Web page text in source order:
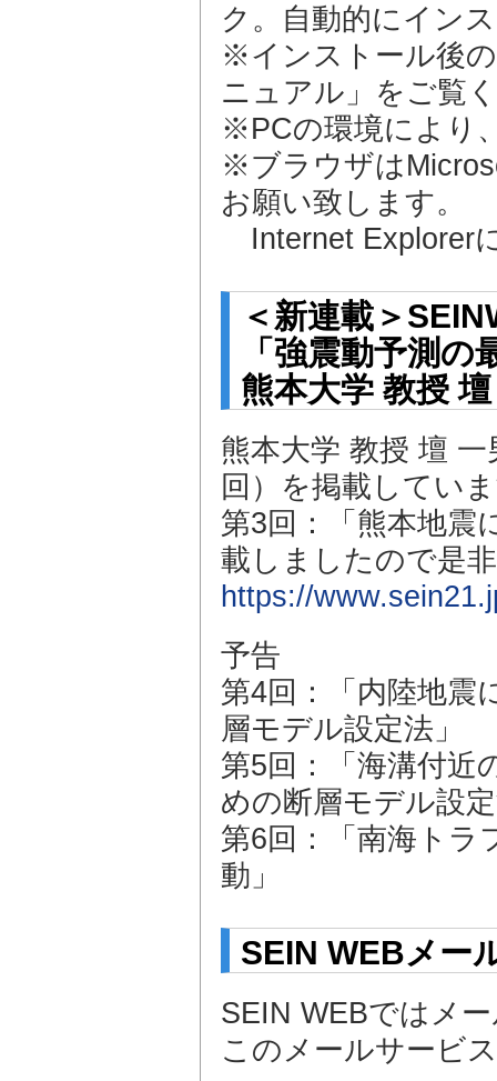
ク。自動的にイン
※インストール後
ニュアル」をご覧
※PCの環境により
※ブラウザは
お願い致します。
Internet Explorer
＜新連載＞
「強震動予測の
熊本大学 教授
熊本大学 教授 壇
回）を掲載してい
第3回：「熊本地震
載しましたので是
https://
予告
第4回：「内陸地震
層モデル設定法」
第5回：「海溝付近
めの断層モデル設
第6回：「南海トラ
動」
SEIN WEBメー
SEIN WEBではメ
このメールサービ